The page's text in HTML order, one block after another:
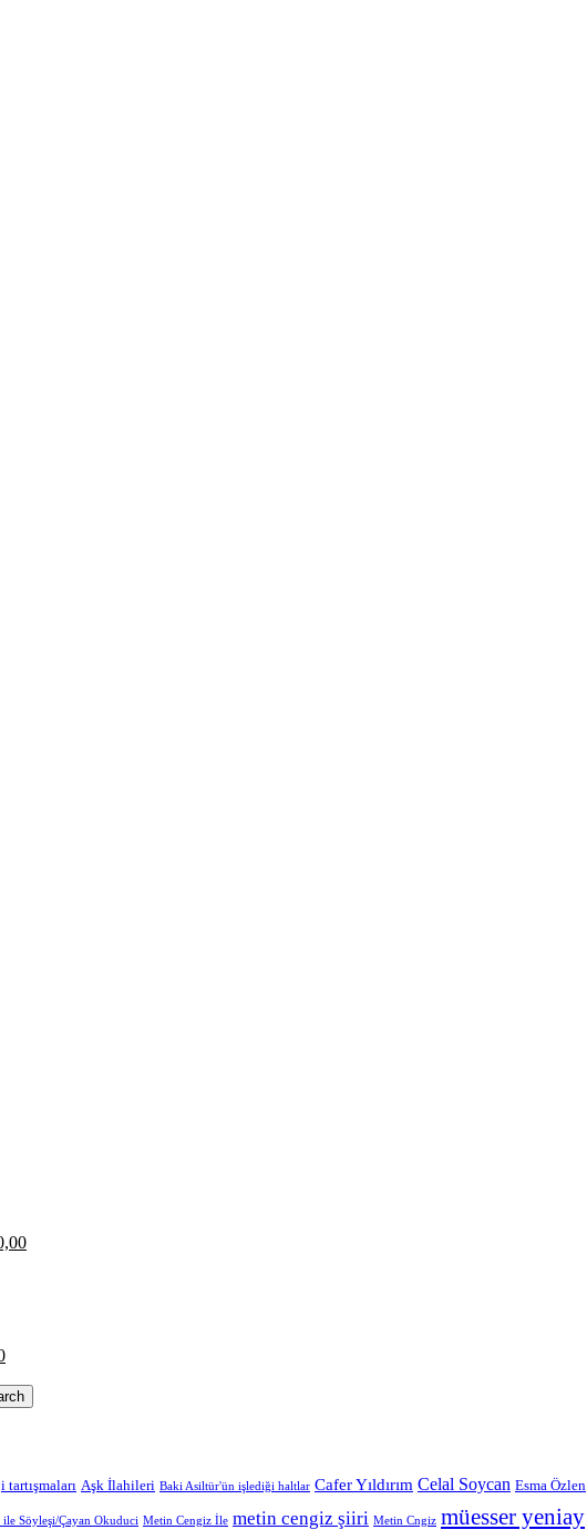
Aşk İlahileri Baki Asiltür'ün işlediği haltlar Cafer Yıldırım Celal Soycan Esma Özlen
Söyleşi/Çayan Okuduci Metin Cengiz İle metin cengiz şiiri Metin Cngiz müesser yeniay